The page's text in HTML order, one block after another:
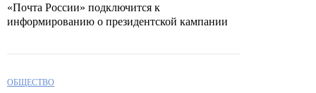
«Почта России» подключится к
информированию о президентской кампании
ОБЩЕСТВО